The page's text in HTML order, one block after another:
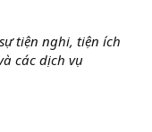
tiện nghi, tiện ích
các dịch vụ